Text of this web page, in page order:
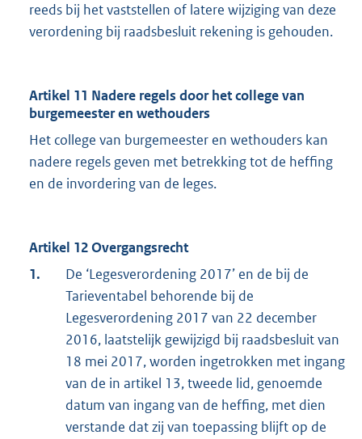
reeds bij het vaststellen of latere wijziging van deze
verordening bij raadsbesluit rekening is gehouden.
Artikel 11 Nadere regels door het college van
burgemeester en wethouders
Het college van burgemeester en wethouders kan
nadere regels geven met betrekking tot de heffing
en de invordering van de leges.
Artikel 12 Overgangsrecht
1.
De ‘Legesverordening 2017’ en de bij de
Tarieventabel behorende bij de
Legesverordening 2017 van 22 december
2016, laatstelijk gewijzigd bij raadsbesluit van
18 mei 2017, worden ingetrokken met ingang
van de in artikel 13, tweede lid, genoemde
datum van ingang van de heffing, met dien
verstande dat zij van toepassing blijft op de